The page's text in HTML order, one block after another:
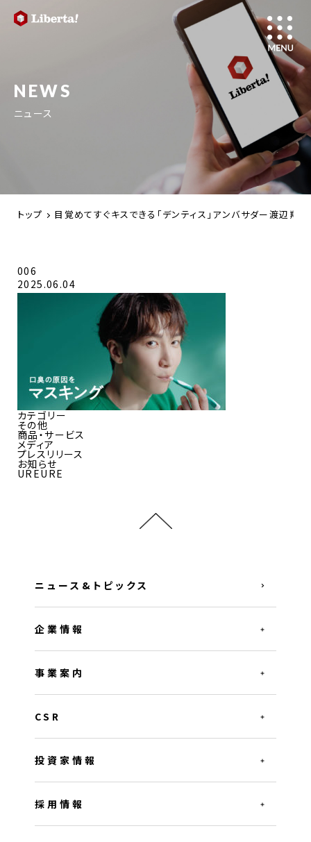
NEWS
ニュース
トップ 目覚めてすぐキスできる「デンティス」アンバサダー渡辺翔
006
2025.06.04
カテゴリー
その他
商品・サービス
メディア
プレスリリース
お知らせ
UREURE
ニュース&トピックス
企業情報
事業案内
CSR
投資家情報
採用情報